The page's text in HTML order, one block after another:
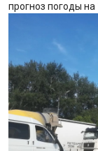
прогноз погоды на